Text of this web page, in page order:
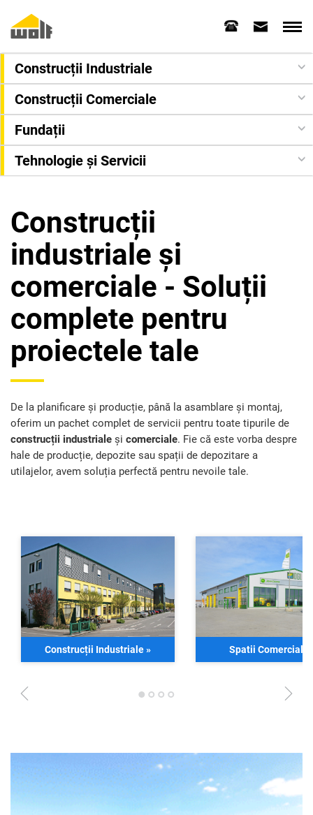
Construcții Industriale
Construcții Comerciale
Fundații
Tehnologie și Servicii
Construcții
industriale și
comerciale - Soluții
complete pentru
proiectele tale
De la planificare și producție, până la asamblare și montaj,
oferim un pachet complet de servicii pentru toate tipurile de
construcții industriale și comerciale. Fie că este vorba despre
hale de producție, depozite sau spații de depozitare a
utilajelor, avem soluția perfectă pentru nevoile tale.
Construcții Industriale» Spatii Comerciale
1 2 3 4